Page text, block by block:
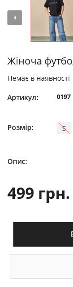
Жіноча
Немає в наявності
Артикул: 0197
Розмір: S
Опис:
499 грн.